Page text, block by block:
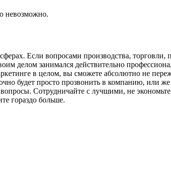
невозможно.
Если вопросами производства,
делом занимался действительно
в целом, вы сможете абсолютно не
будет просто прозвонить в компанию, или
Сотрудничайте с лучшими, не экономьте
гораздо больше.